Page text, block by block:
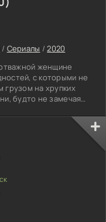
/ Сериалы /2020
женщине
с которыми не
грузом на хрупких
будто не замечая
Они требуют
капризы все труднее
жалуется на
еще находится